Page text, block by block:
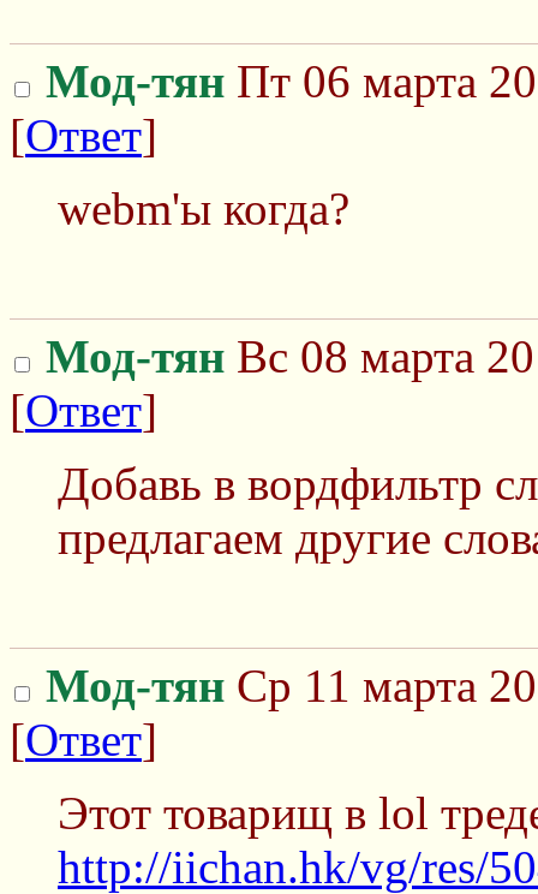
Мод-тян Пт 06 марта
[Ответ]
webm'ы когда?
Мод-тян Вс 08 марта
[Ответ]
Добавь в вордфильтр
предлагаем другие
Мод-тян Ср 11 марта
[Ответ]
Этот товарищ в lol
http://iichan.hk/vg/res/